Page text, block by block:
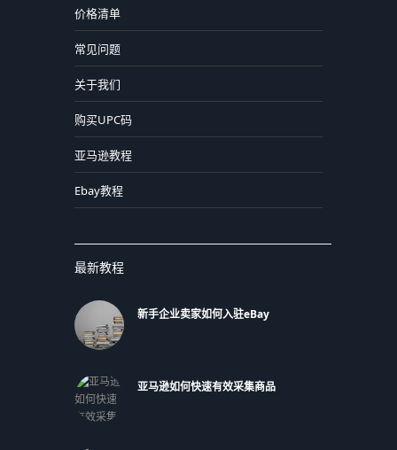
价格清单
常见问题
关于我们
购买UPC码
亚马逊教程
Ebay教程
最新教程
新手企业卖家如何入驻eBay
亚马逊如何快速有效采集商品